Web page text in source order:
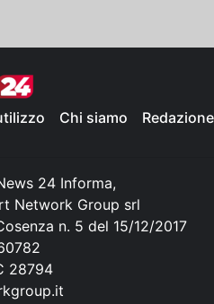
Chi siamo Redazione
24 Informa,
Network Group srl
n. 5 del 15/12/2017
28794